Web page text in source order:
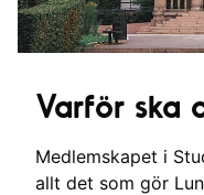
Varför ska
Medlemskapet i
allt det som gör